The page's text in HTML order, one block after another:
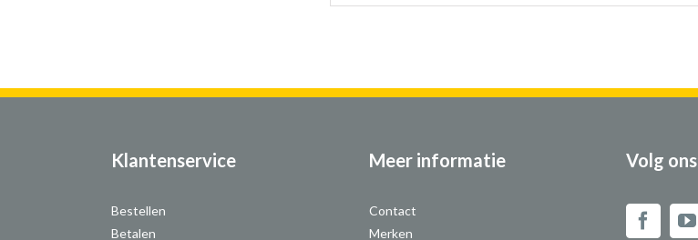
Klantenservice
Bestellen
Betalen
Meer informatie
Contact
Merken
Volg ons